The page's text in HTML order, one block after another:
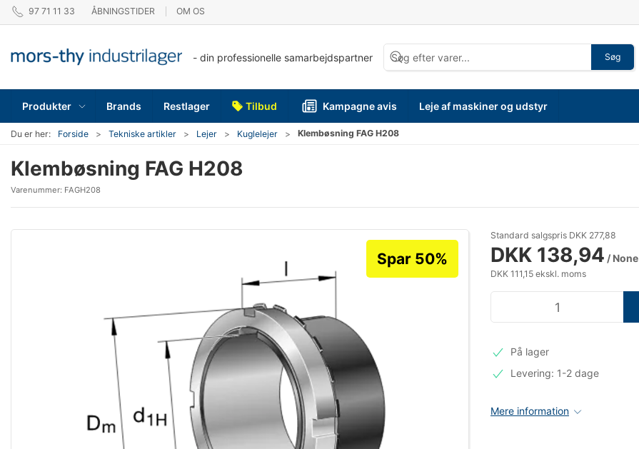
97 71 11 33 ÅBNINGSTIDER OM OS
- din professionelle samarbejdspartner Søg
Produkter Brands Restlager Tilbud Kampagne avis Leje af maskiner og udstyr
Du er her: Forside Tekniske artikler Lejer Kuglelejer Klembøsning FAG H208
Klembøsning FAG H208
Varenummer: FAGH208
Spar 50%
Standard salgspris DKK 277,88
DKK 138,94 / None
DKK 111,15 ekskl. moms
På lager
Levering: 1-2 dage
Mere information